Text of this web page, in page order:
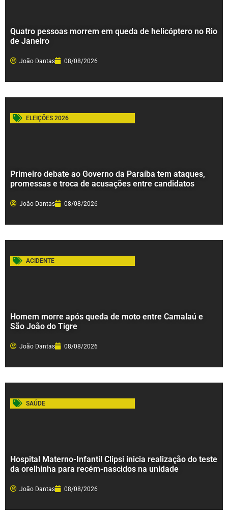
Quatro pessoas morrem em queda de helicóptero no Rio
de Janeiro
João Dantas 08/08/2026
ELEIÇÕES 2026
Primeiro debate ao Governo da Paraíba tem ataques,
promessas e troca de acusações entre candidatos
João Dantas 08/08/2026
ACIDENTE
Homem morre após queda de moto entre Camalaú e
São João do Tigre
João Dantas 08/08/2026
SAÚDE
Hospital Materno-Infantil Clipsi inicia realização do teste
da orelhinha para recém-nascidos na unidade
João Dantas 08/08/2026